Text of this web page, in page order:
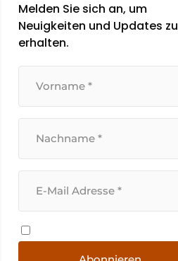
Melden Sie sich an, um
Neuigkeiten und Updates zu
erhalten.